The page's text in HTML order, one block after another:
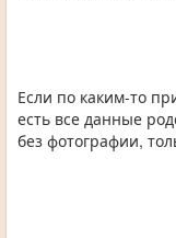
Если по каким-то
есть все данные
без фотографии,